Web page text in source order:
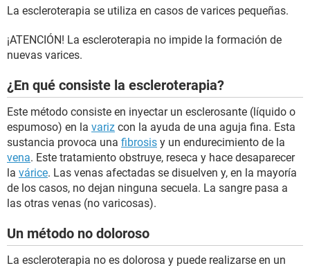
La escleroterapia se utiliza en casos de varices pequeñas.
¡ATENCIÓN! La escleroterapia no impide la formación de
nuevas varices.
¿En qué consiste la escleroterapia?
Este método consiste en inyectar un esclerosante (líquido o
espumoso) en la variz con la ayuda de una aguja fina. Esta
sustancia provoca una fibrosis y un endurecimiento de la
vena. Este tratamiento obstruye, reseca y hace desaparecer
la várice. Las venas afectadas se disuelven y, en la mayoría
de los casos, no dejan ninguna secuela. La sangre pasa a
las otras venas (no varicosas).
Un método no doloroso
La escleroterapia no es dolorosa y puede realizarse en un